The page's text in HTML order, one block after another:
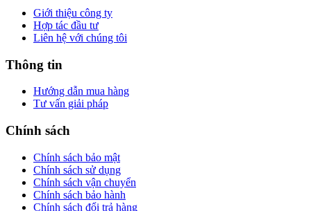
Giới thiệu công ty
Hợp tác đầu tư
Liên hệ với chúng tôi
Thông tin
Hướng dẫn mua hàng
Tư vấn giải pháp
Chính sách
Chính sách bảo mật
Chính sách sử dụng
Chính sách vận chuyển
Chính sách bảo hành
Chính sách đổi trả hàng